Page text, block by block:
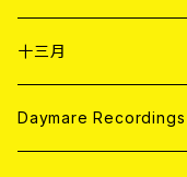
ANALOG
アパレル
CD
ANALOG
十三月
CD
Daymare Recordings